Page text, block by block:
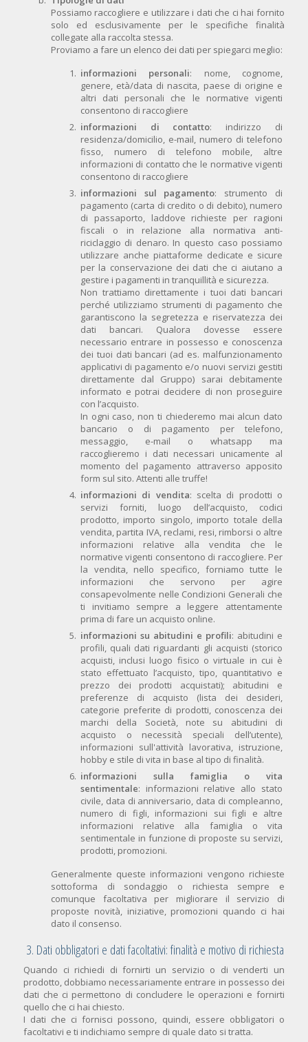
Possiamo raccogliere e utilizzare i dati che ci hai fornito
solo ed esclusivamente per le specifiche finalità
collegate alla raccolta stessa.
Proviamo a fare un elenco dei dati per spiegarci meglio:
informazioni personali: nome, cognome,
genere, età/data di nascita, paese di origine e
altri dati personali che le normative vigenti
consentono di raccogliere
informazioni di contatto: indirizzo di
residenza/domicilio, e-mail, numero di telefono
fisso, numero di telefono mobile, altre
informazioni di contatto che le normative vigenti
consentono di raccogliere
informazioni sul pagamento: strumento di
pagamento (carta di credito o di debito), numero
di passaporto, laddove richieste per ragioni
fiscali o in relazione alla normativa anti-
riciclaggio di denaro. In questo caso possiamo
utilizzare anche piattaforme dedicate e sicure
per la conservazione dei dati che ci aiutano a
gestire i pagamenti in tranquillità e sicurezza.
Non trattiamo direttamente i tuoi dati bancari
perché utilizziamo strumenti di pagamento che
garantiscono la segretezza e riservatezza dei
dati bancari. Qualora dovesse essere
necessario entrare in possesso e conoscenza
dei tuoi dati bancari (ad es. malfunzionamento
applicativi di pagamento e/o nuovi servizi gestiti
direttamente dal Gruppo) sarai debitamente
informato e potrai decidere di non proseguire
con l’acquisto.
In ogni caso, non ti chiederemo mai alcun dato
bancario o di pagamento per telefono,
messaggio, e-mail o whatsapp ma
raccoglieremo i dati necessari unicamente al
momento del pagamento attraverso apposito
form sul sito. Attenti alle truffe!
informazioni di vendita: scelta di prodotti o
servizi forniti, luogo dell’acquisto, codici
prodotto, importo singolo, importo totale della
vendita, partita IVA, reclami, resi, rimborsi o altre
informazioni relative alla vendita che le
normative vigenti consentono di raccogliere. Per
la vendita, nello specifico, forniamo tutte le
informazioni che servono per agire
consapevolmente nelle Condizioni Generali che
ti invitiamo sempre a leggere attentamente
prima di fare un acquisto online.
informazioni su abitudini e profili: abitudini e
profili, quali dati riguardanti gli acquisti (storico
acquisti, inclusi luogo fisico o virtuale in cui è
stato effettuato l’acquisto, tipo, quantitativo e
prezzo dei prodotti acquistati); abitudini e
preferenze di acquisto (lista dei desideri,
categorie preferite di prodotti, conoscenza dei
marchi della Società, note su abitudini di
acquisto o necessità speciali dell’utente),
informazioni sull'attività lavorativa, istruzione,
hobby e stile di vita in base al tipo di finalità.
informazioni sulla famiglia o vita
sentimentale: informazioni relative allo stato
civile, data di anniversario, data di compleanno,
numero di figli, informazioni sui figli e altre
informazioni relative alla famiglia o vita
sentimentale in funzione di proposte su servizi,
prodotti, promozioni.
Generalmente queste informazioni vengono richieste
sottoforma di sondaggio o richiesta sempre e
comunque facoltativa per migliorare il servizio di
proposte novità, iniziative, promozioni quando ci hai
dato il consenso.
3. Dati obbligatori e dati facoltativi: finalità e motivo di richiesta
Quando ci richiedi di fornirti un servizio o di venderti un
prodotto, dobbiamo necessariamente entrare in possesso dei
dati che ci permettono di concludere le operazioni e fornirti
quello che ci hai chiesto.
I dati che ci fornisci possono, quindi, essere obbligatori o
facoltativi e ti indichiamo sempre di quale dato si tratta.